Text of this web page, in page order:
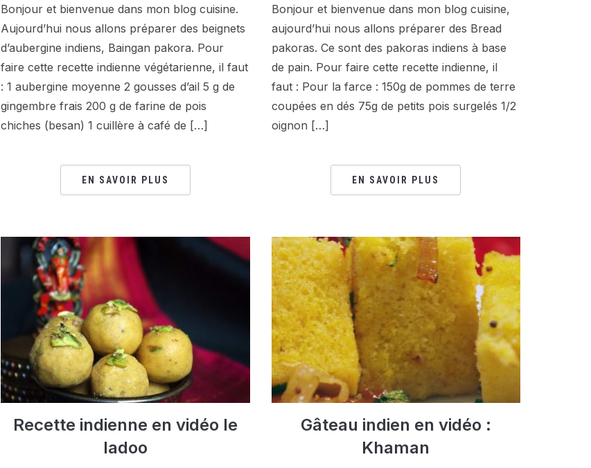
Bonjour et bienvenue dans mon blog cuisine.
Aujourd’hui nous allons préparer des beignets
d’aubergine indiens, Baingan pakora. Pour
faire cette recette indienne végétarienne, il faut
: 1 aubergine moyenne 2 gousses d’ail 5 g de
gingembre frais 200 g de farine de pois
chiches (besan) 1 cuillère à café de […]
EN SAVOIR PLUS
Bonjour et bienvenue dans mon blog cuisine,
aujourd’hui nous allons préparer des Bread
pakoras. Ce sont des pakoras indiens à base
de pain. Pour faire cette recette indienne, il
faut : Pour la farce : 150g de pommes de terre
coupées en dés 75g de petits pois surgelés 1/2
oignon […]
EN SAVOIR PLUS
Recette indienne en vidéo le
ladoo
Gâteau indien en vidéo :
Khaman